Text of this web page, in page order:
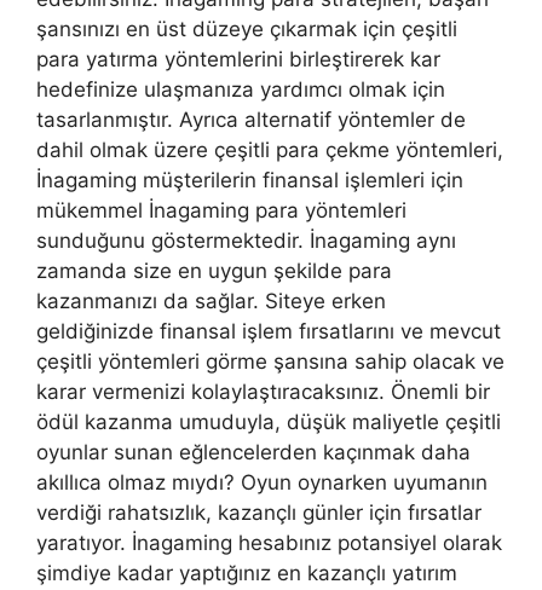
şansınızı en üst düzeye çıkarmak için çeşitli
para yatırma yöntemlerini birleştirerek kar
hedefinize ulaşmanıza yardımcı olmak için
tasarlanmıştır. Ayrıca alternatif yöntemler de
dahil olmak üzere çeşitli para çekme yöntemleri,
İnagaming müşterilerin finansal işlemleri için
mükemmel İnagaming para yöntemleri
sunduğunu göstermektedir. İnagaming aynı
zamanda size en uygun şekilde para
kazanmanızı da sağlar. Siteye erken
geldiğinizde finansal işlem fırsatlarını ve mevcut
çeşitli yöntemleri görme şansına sahip olacak ve
karar vermenizi kolaylaştıracaksınız. Önemli bir
ödül kazanma umuduyla, düşük maliyetle çeşitli
oyunlar sunan eğlencelerden kaçınmak daha
akıllıca olmaz mıydı? Oyun oynarken uyumanın
verdiği rahatsızlık, kazançlı günler için fırsatlar
yaratıyor. İnagaming hesabınız potansiyel olarak
şimdiye kadar yaptığınız en kazançlı yatırım